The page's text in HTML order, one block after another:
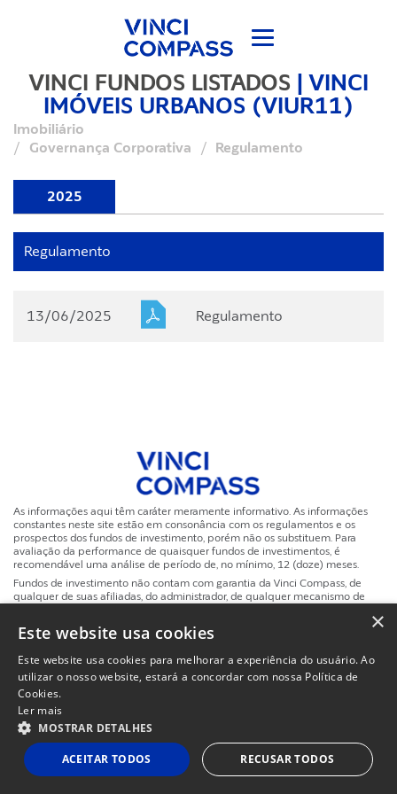
VINCI FUNDOS LISTADOS |VINCI
IMÓVEIS URBANOS (VIUR11)
Regulamento
Home / Nossos Fundos
/
Vinci Imóveis Urbanos Fundo de Investimento
Imobiliário
/
Governança Corporativa / Regulamento
2025
Regulamento
13/06/2025 Regulamento
As informações aqui têm caráter meramente informativo. As informações
constantes neste site estão em consonância com os regulamentos e os
prospectos dos fundos de investimento, porém não os substituem. Para
avaliação da performance de quaisquer fundos de investimentos, é
recomendável uma análise de período de, no mínimo, 12 (doze) meses.
Fundos de investimento não contam com garantia da Vinci Compass, de
qualquer de suas afiliadas, do administrador, de qualquer mecanismo de
fundos de investimento em que deseja aplicar. Investimentos implicam na
A rentabilidade obtida no passado não representa garantia de rentabilidade
futura. A rentabilidade divulgada não é líquida de impostos.
Politicas de Privacidade e Termos de Uso
×
Este website usa cookies
Este website usa cookies para melhorar a experiência do usuário. Ao
utilizar o nosso website, estará a concordar com nossa Política de
Cookies.
Ler mais
MOSTRAR DETALHES
ACEITAR TODOS RECUSAR TODOS